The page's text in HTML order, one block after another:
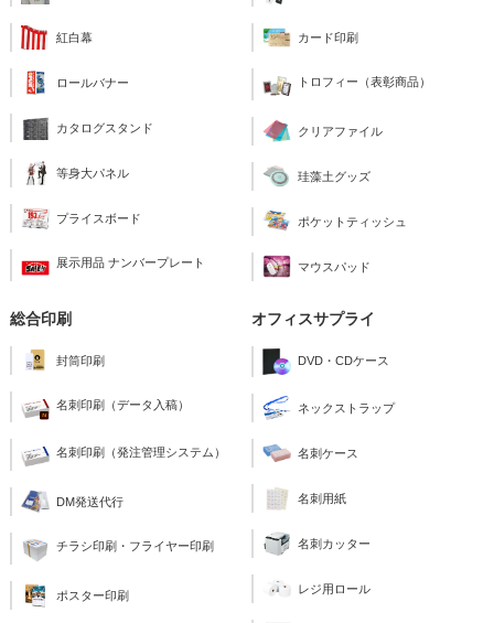
紅白幕
ロールバナー
カタログスタンド
等身大パネル
プライスボード
展示用品 ナンバープレート
カード印刷
トロフィー（表彰商品）
クリアファイル
珪藻土グッズ
ポケットティッシュ
マウスパッド
総合印刷
封筒印刷
名刺印刷（データ入稿）
名刺印刷（発注管理システム）
DM発送代行
チラシ印刷・フライヤー印刷
ポスター印刷
オフィスサプライ
DVD・CDケース
ネックストラップ
名刺ケース
名刺用紙
名刺カッター
レジ用ロール